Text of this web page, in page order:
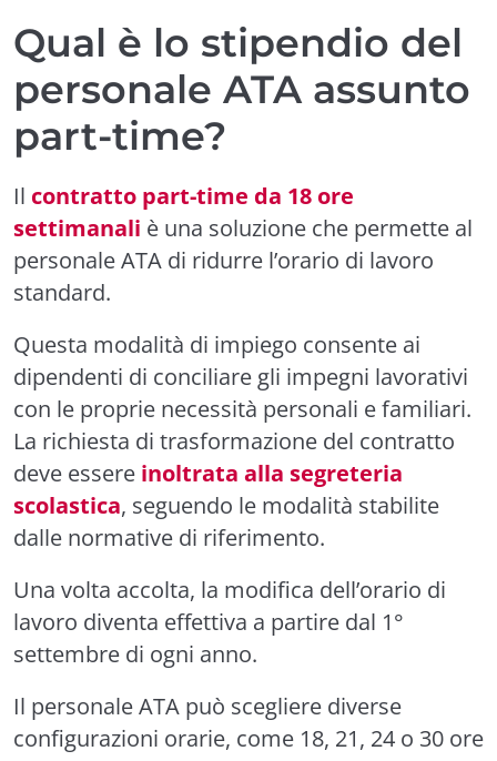
Qual è lo stipendio del
personale ATA assunto
part-time?
Il contratto part-time da 18 ore
settimanali è una soluzione che permette al
personale ATA di ridurre l’orario di lavoro
standard.
Questa modalità di impiego consente ai
dipendenti di conciliare gli impegni lavorativi
con le proprie necessità personali e familiari.
La richiesta di trasformazione del contratto
deve essere inoltrata alla segreteria
scolastica, seguendo le modalità stabilite
dalle normative di riferimento.
Una volta accolta, la modifica dell’orario di
lavoro diventa effettiva a partire dal 1°
settembre di ogni anno.
Il personale ATA può scegliere diverse
configurazioni orarie, come 18, 21, 24 o 30 ore